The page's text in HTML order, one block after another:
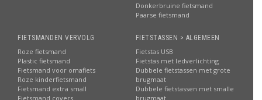
Donkerbruine fietsmand
Paarse fietsmand
FIETSMANDEN VERVOLG
Roze fietsmand
Plastic fietsmand
Fietsmand voor omafiets
Roze kinderfietsmand
Fietsmand extra small
Fietsmand covers
FIETSTASSEN > ALGEMEEN
Fietstas USB
Fietstas met ledverlichting
Dubbele fietstassen met grote
brugmaat
Dubbele fietstassen met smalle
brugmaat